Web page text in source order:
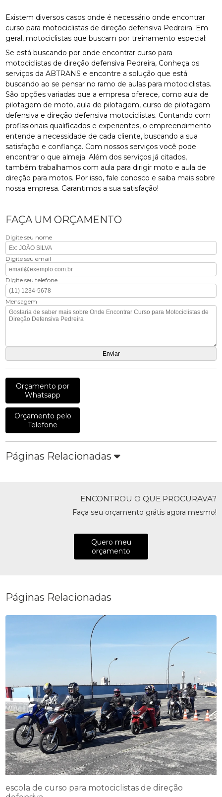
Existem diversos casos onde é necessário onde encontrar
curso para motociclistas de direção defensiva Pedreira. Em
geral, motociclistas que buscam por treinamento especial:
Se está buscando por onde encontrar curso para
motociclistas de direção defensiva Pedreira, Conheça os
serviços da ABTRANS e encontre a solução que está
buscando ao se pensar no ramo de aulas para motociclistas.
São opções variadas que a empresa oferece, como aula de
pilotagem de moto, aula de pilotagem, curso de pilotagem
defensiva e direção defensiva motociclistas. Contando com
profissionais qualificados e experientes, o empreendimento
entende a necessidade de cada cliente, buscando a sua
satisfação e confiança. Com nossos serviços você pode
encontrar o que almeja. Além dos serviços já citados,
também trabalhamos com aula para dirigir moto e aula de
direção para motos. Por isso, fale conosco e saiba mais sobre
nossa empresa. Garantimos a sua satisfação!
FAÇA UM ORÇAMENTO
Digite seu nome
Digite seu email
Digite seu telefone
Mensagem
Orçamento por
Whatsapp
Orçamento pelo
Telefone
Páginas Relacionadas
ENCONTROU O QUE PROCURAVA?
Faça seu orçamento grátis agora mesmo!
Quero meu
orçamento
Páginas Relacionadas
escola de curso para motociclistas de direção